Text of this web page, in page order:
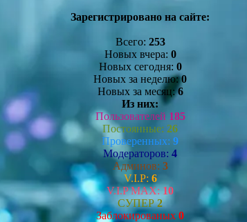
Зарегистрировано на сайте:
Всего: 253
Новых вчера: 0
Новых сегодня: 0
Новых за неделю:0
Новых за месяц:6
Из них:
Пользователей 185
Постоянные: 26
Проверенных: 9
Модераторов: 4
Админов: 3
V.I.P: 6
V.I.P MAX:10
СУПЕР2
Заблокированых 0